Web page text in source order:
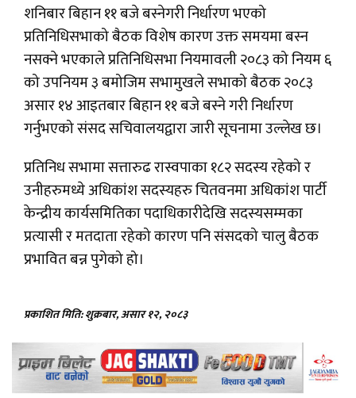
शनिबार बिहान ११ बजे बस्नेगरी निर्धारण भएको
प्रतिनिधिसभाको बैठक विशेष कारण उक्त समयमा बस्न
नसक्ने भएकाले प्रतिनिधिसभा नियमावली २०८३ को नियम ६
को उपनियम ३ बमोजिम सभामुखले सभाको बैठक २०८३
असार १४ आइतबार बिहान ११ बजे बस्ने गरी निर्धारण
गर्नुभएको संसद सचिवालयद्वारा जारी सूचनामा उल्लेख छ।
प्रतिनिध सभामा सत्तारुढ रास्वपाका १८२ सदस्य रहेको र
उनीहरुमध्ये अधिकांश सदस्यहरु चितवनमा अधिकांश पार्टी
केन्द्रीय कार्यसमितिका पदाधिकारीदेखि सदस्यसम्मका
प्रत्यासी र मतदाता रहेको कारण पनि संसदको चालु बैठक
प्रभावित बन्न पुगेको हो।
प्रकाशित मिति: शुक्रबार, असार १२, २०८३